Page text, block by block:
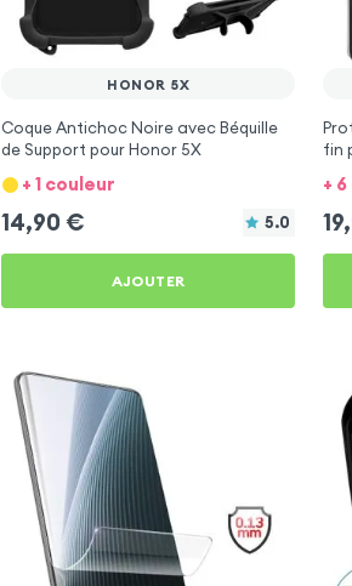
HONOR 5X
Coque Antichoc Noire avec Béquille
de Support pour Honor 5X
+ 1 couleur
14,90 € 5.0
AJOUTER
fin
+